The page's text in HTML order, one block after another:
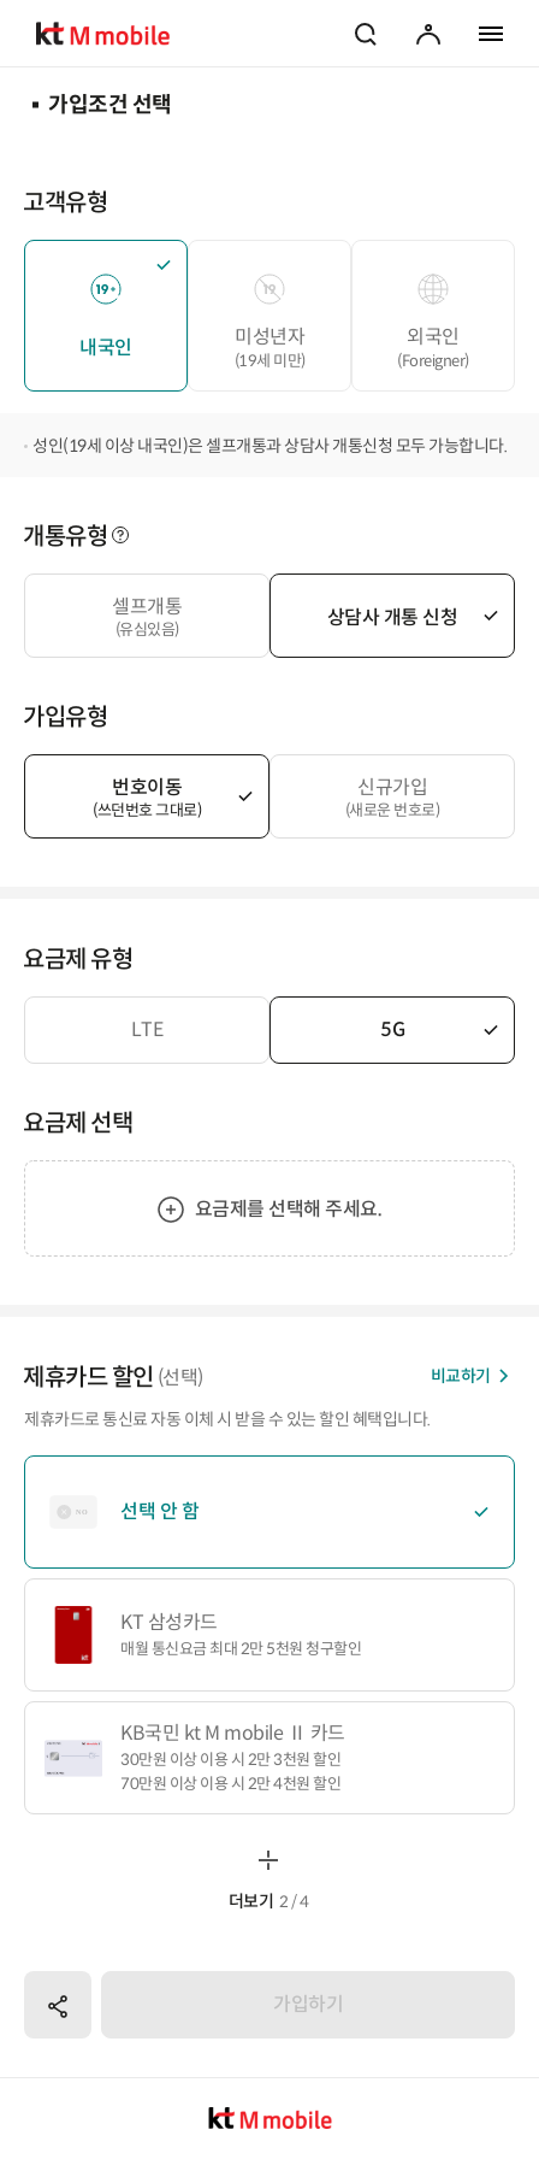
검색
마이페이지
가입조건 선택
고객유형
내국인 미성년자
(19세 미만)
외국인
(Foreigner)
성인(19세 이상 내국인)은 셀프개통과 상담사 개통신청 모두 가능합니다.
개통유형
셀프개통
(유심있음) 상담사 개통 신청
가입유형
번호이동
(쓰던번호 그대로)
신규가입
(새로운 번호로)
요금제 유형
LTE 5G
요금제 선택
요금제를 선택해 주세요.
제휴카드 할인 (선택) 비교하기
제휴카드로 통신료 자동 이체 시 받을 수 있는 할인 혜택입니다.
선택 안 함
KT 삼성카드
매월 통신요금 최대 2만 5천원 청구할인
KB국민 kt M mobile Ⅱ 카드
30만원 이상 이용 시 2만 3천원 할인
70만원 이상 이용 시 2만 4천원 할인
더보기 2 / 4
공유하기 가입하기